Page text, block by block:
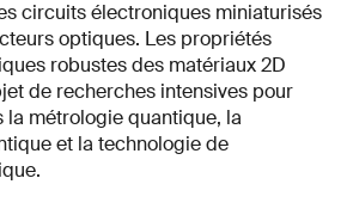
circuits électroniques miniaturisés
optiques. Les propriétés
robustes des matériaux 2D
de recherches intensives pour
la métrologie quantique, la
et la technologie de